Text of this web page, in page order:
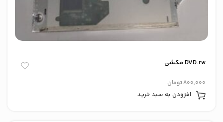
DVD.rw مکشی
800,000تومان
افزودن به سبد خرید